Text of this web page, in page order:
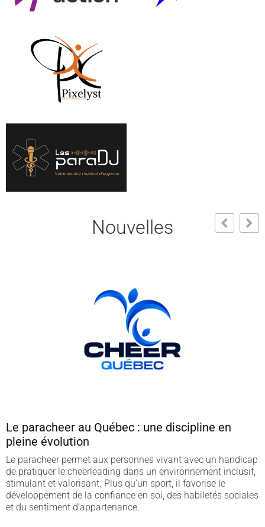
Nouvelles
Le paracheer au Québec : une discipline en
pleine évolution
Le paracheer permet aux personnes vivant avec un handicap
de pratiquer le cheerleading dans un environnement inclusif,
stimulant et valorisant. Plus qu’un sport, il favorise le
développement de la confiance en soi, des habiletés sociales
et du sentiment d’appartenance.